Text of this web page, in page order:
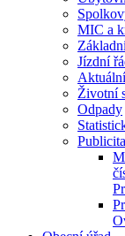
MIC a
Jízdní
Životní
Odpady